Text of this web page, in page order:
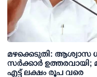
മഴക്കെടുതി: ആശ്വാസ
സര്‍ക്കാര്‍
എട്ട് ലക്ഷം രൂപ വരെ